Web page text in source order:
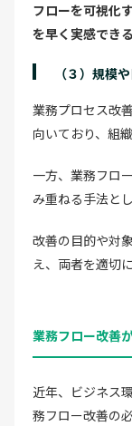
フローを可視化
を早く実感できる
（３）規模
業務プロセス改
向いており、組
一方、業務フロ
み重ねる手法と
改善の目的や対
え、両者を適切
業務フロー改善
近年、ビジネス
務フロー改善の